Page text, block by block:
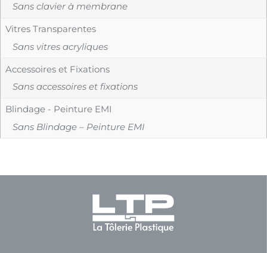
Sans clavier à membrane
Vitres Transparentes
Sans vitres acryliques
Accessoires et Fixations
Sans accessoires et fixations
Blindage - Peinture EMI
Sans Blindage – Peinture EMI